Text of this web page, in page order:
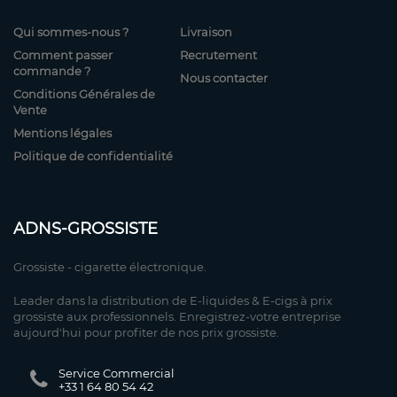
Qui sommes-nous ?
Comment passer
commande ?
Conditions Générales de
Vente
Mentions légales
Politique de confidentialité
Livraison
Recrutement
Nous contacter
ADNS-GROSSISTE
Grossiste - cigarette électronique.
Leader dans la distribution de E-liquides & E-cigs à prix
grossiste aux professionnels. Enregistrez-votre entreprise
aujourd'hui pour profiter de nos prix grossiste.
Service Commercial
+33 1 64 80 54 42